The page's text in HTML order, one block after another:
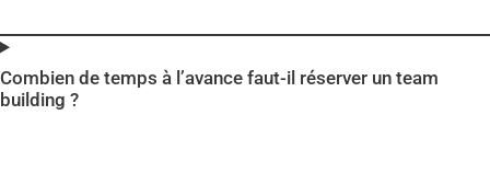
Combien de temps à l’avance faut-il réserver un team
building ?